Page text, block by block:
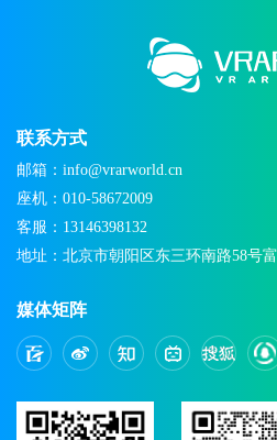
联系方式
邮箱：info@vrarworld.cn
座机：010-58672009
客服：13146398132
地址：北京市朝阳区东三环南路58号
媒体矩阵